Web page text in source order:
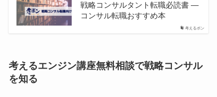
考えるボン
戦略コンサルタント転職必読書 —
コンサル転職おすすめ本
考えるエンジン講座無料相談で戦略コンサル
を知る